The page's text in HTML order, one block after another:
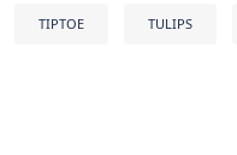
TIPTOE TULIPS